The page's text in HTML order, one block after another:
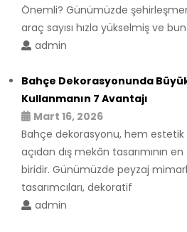
Önemli? Günümüzde
araç sayısı hızla yükselmiş ve
admin
Bahçe Dekorasyonunda
Kullanmanın 7 Avantajı
Mart 16, 2026
Bahçe dekorasyonu, hem
açıdan dış mekân tasarımının
biridir. Günümüzde peyzaj
tasarımcıları, dekoratif
admin